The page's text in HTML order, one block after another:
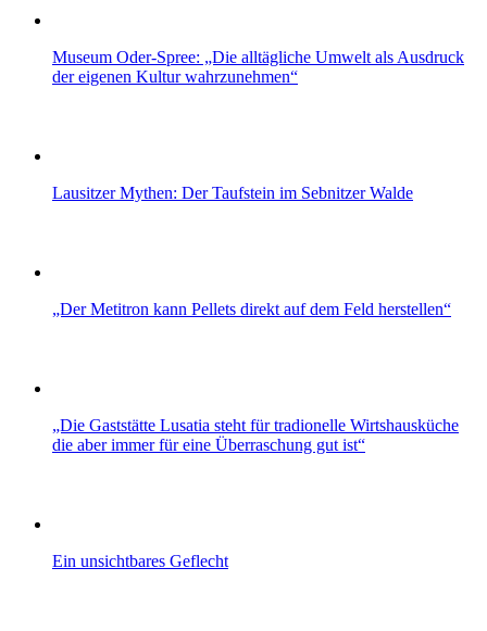
Museum Oder-Spree: „Die alltägliche Umwelt als Ausdruck
der eigenen Kultur wahrzunehmen“
Lausitzer Mythen: Der Taufstein im Sebnitzer Walde
„Der Metitron kann Pellets direkt auf dem Feld herstellen“
„Die Gaststätte Lusatia steht für tradionelle Wirtshausküche
die aber immer für eine Überraschung gut ist“
Ein unsichtbares Geflecht